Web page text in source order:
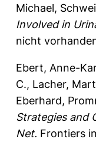
Michael,
Involved in
nicht
Ebert, Anne-
C., Lacher,
Eberhard,
Strategies and
Net. Frontiers